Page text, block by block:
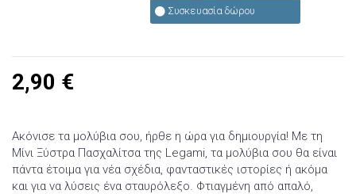
Συσκευασία δώρου
2,90 €
Ακόνισε τα μολύβια σου, ήρθε η ώρα για δημιουργία! Με τη
Μίνι Ξύστρα Πασχαλίτσα της Legami, τα μολύβια σου θα είναι
πάντα έτοιμα για νέα σχέδια, φανταστικές ιστορίες ή ακόμα
και για να λύσεις ένα σταυρόλεξο. Φτιαγμένη από απαλό,